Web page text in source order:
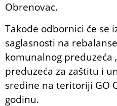
Obrenovac.
Takođe odbornici će se
saglasnosti na
komunalnog preduzeća
preduzeća za zaštitu i
sredine na teritoriji GO
godinu.